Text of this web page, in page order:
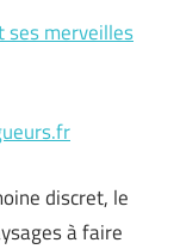
ses merveilles
discret, le
à faire